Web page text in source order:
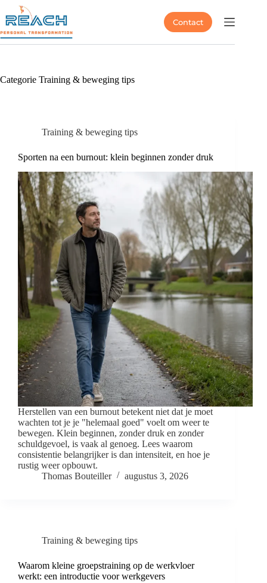
Contact
Categorie Training & beweging tips
Training & beweging tips
Sporten na een burnout: klein beginnen zonder druk
Herstellen van een burnout betekent niet dat je moet
wachten tot je je "helemaal goed" voelt om weer te
bewegen. Klein beginnen, zonder druk en zonder
schuldgevoel, is vaak al genoeg. Lees waarom
consistentie belangrijker is dan intensiteit, en hoe je
rustig weer opbouwt.
Thomas Bouteiller
augustus 3, 2026
Training & beweging tips
Waarom kleine groepstraining op de werkvloer
werkt: een introductie voor werkgevers